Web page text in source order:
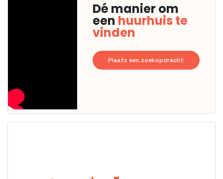
Dé manier om
een huurhuis te
vinden
Plaats een zoekopdracht